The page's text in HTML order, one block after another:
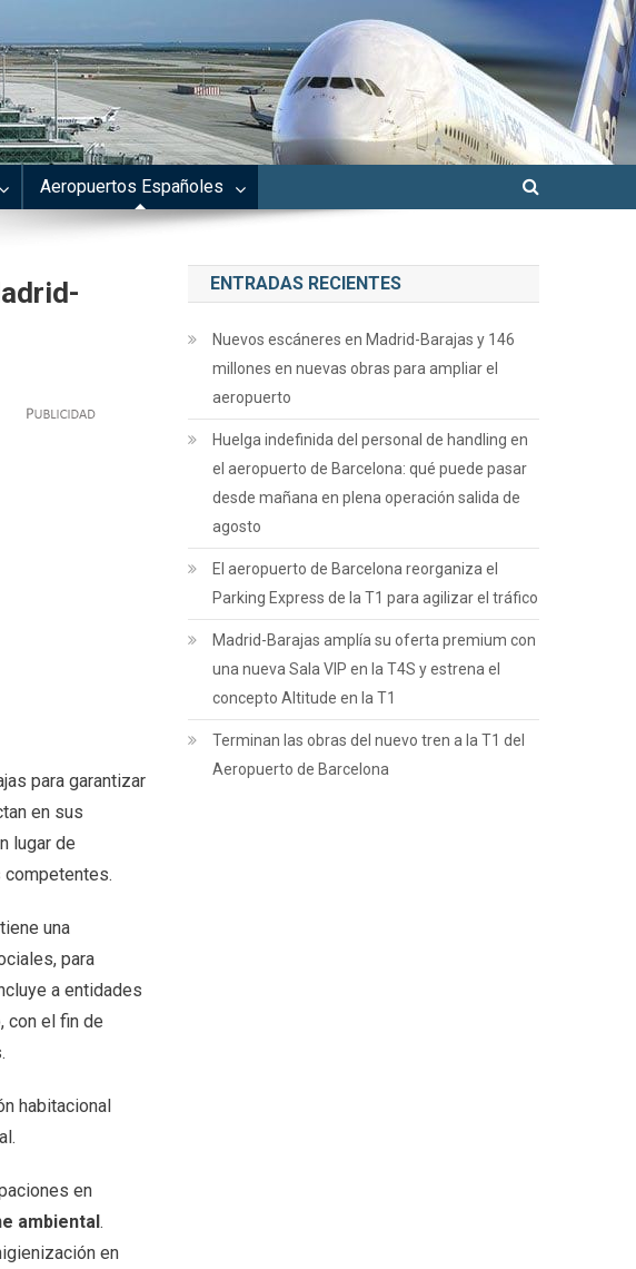
Aeropuertos Españoles
para garantizar
en sus
lugar de
una
para
a entidades
con el fin de
habitacional
en
ambiental.
en
ENTRADAS RECIENTES
Nuevos escáneres en Madrid-Barajas y 146
millones en nuevas obras para ampliar el
aeropuerto
Huelga indefinida del personal de handling en
el aeropuerto de Barcelona: qué puede pasar
desde mañana en plena operación salida de
agosto
El aeropuerto de Barcelona reorganiza el
Parking Express de la T1 para agilizar el tráfico
Madrid-Barajas amplía su oferta premium con
una nueva Sala VIP en la T4S y estrena el
concepto Altitude en la T1
Terminan las obras del nuevo tren a la T1 del
Aeropuerto de Barcelona